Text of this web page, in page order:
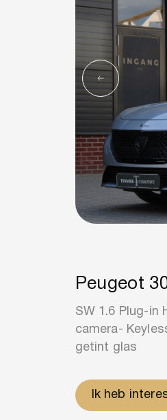
Peugeot
SW 1.6 Plug-in
camera-
getint glas
Ik heb